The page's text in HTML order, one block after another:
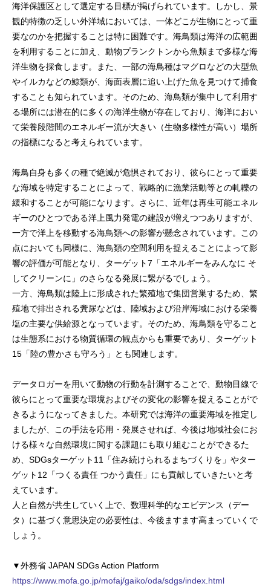
海洋保護区として選定する目標が掲げられています。しかし、景
観的特徴の乏しい外洋域においては、一体どこが生物にとって重
要なのかを把握することは特に困難です。海鳥類は海洋の広範囲
を利用することに加え、動物プランクトンから魚類まで多様な海
洋生物を採食します。また、一部の海鳥種はマグロなどの大型魚
やイルカなどの鯨類が、海面表層に追い上げた魚を見つけて捕食
することも知られています。そのため、海鳥類が集中して利用す
る場所には潜在的に多くの海洋生物が存在しており、海洋におい
て栄養段階間のエネルギー流が大きい（生物多様性が高い）場所
の指標になると考えられています。
海鳥自身も多くの種で絶滅が危惧されており、彼らにとって重要
な海域を特定することによって、戦略的に漁業活動等との軋轢の
緩和することが可能になります。さらに、近年は再生可能エネル
ギーのひとつである洋上風力発電の建設が増えつつありますが、
一方で洋上を移動する海鳥類への影響が懸念されています。この
点においても同様に、海鳥類の空間利用を捉えることによって影
響の評価が可能となり、ターゲット7「エネルギーをみんなに そ
してクリーンに」のさらなる発展に繋がるでしょう。
一方、海鳥類は陸上に形成された繁殖地で集団営巣するため、繁
殖地で排出される糞尿などは、陸域および沿岸海域における栄養
塩の主要な供給源となっています。そのため、海鳥類を守ること
は生態系における物質循環の観点からも重要であり、ターゲット
15「陸の豊かさも守ろう」とも関連します。
データロガーを用いて動物の行動を計測することで、動物目線で
彼らにとって重要な環境およびその変化の影響を捉えることがで
きるようになってきました。本研究では海洋の重要海域を推定し
ましたが、この手法を応用・発展させれば、今後は地域社会にお
ける様々な自然環境に関する課題にも取り組むことができるた
め、SDGsターゲット11「住み続けられるまちづくりを」やター
ゲット12「つくる責任 つかう責任」にも貢献していきたいと考
えています。
人と自然が共生していく上で、数理科学的なエビデンス（デー
タ）に基づく意思決定の必要性は、今後ますます高まっていくで
しょう。
▼外務省 JAPAN SDGs Action Platform
https://www.mofa.go.jp/mofaj/gaiko/oda/sdgs/index.html